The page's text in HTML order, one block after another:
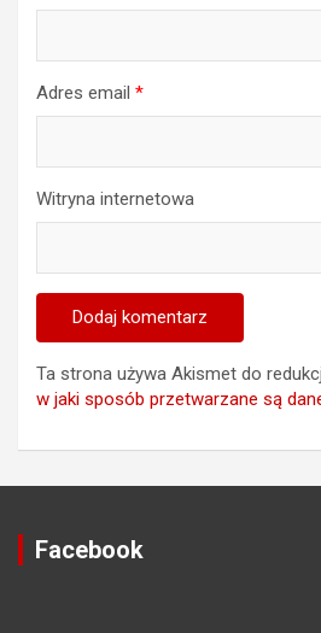
Adres email *
Witryna internetowa
Ta strona używa Akismet do
w jaki sposób przetwarzane są
Facebook